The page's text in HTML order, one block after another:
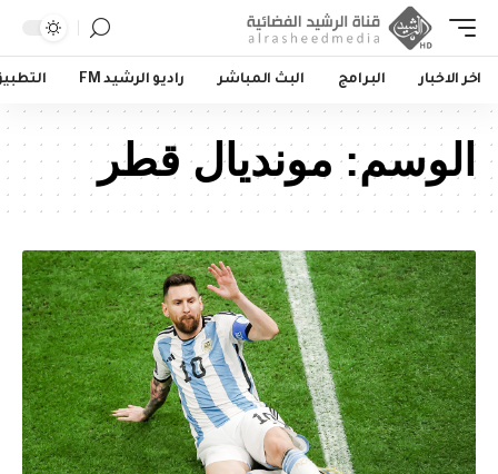
اخر الاخبار البرامج البث المباشر راديو الرشيد FM
الوسم:مونديال قطر